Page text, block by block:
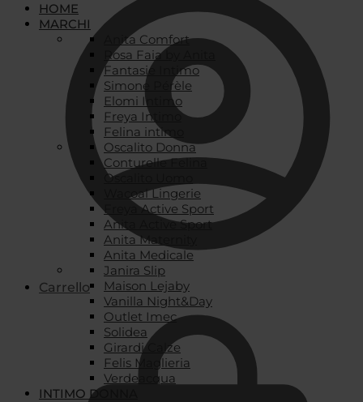
Carrello
HOME
MARCHI
Anita Comfort
Rosa Faia by Anita
Fantasie Intimo
Simone Pérèle
Elomi Intimo
Freya Intimo
Felina intimo
Oscalito Donna
Conturelle Felina
Oscalito Uomo
Wacoal Lingerie
Freya Active Sport
Anita Active Sport
Anita Maternity
Anita Medicale
Janira Slip
Maison Lejaby
Vanilla Night&Day
Outlet Imec
Solidea
Girardi Calze
Felis Maglieria
Verdeacqua
INTIMO DONNA